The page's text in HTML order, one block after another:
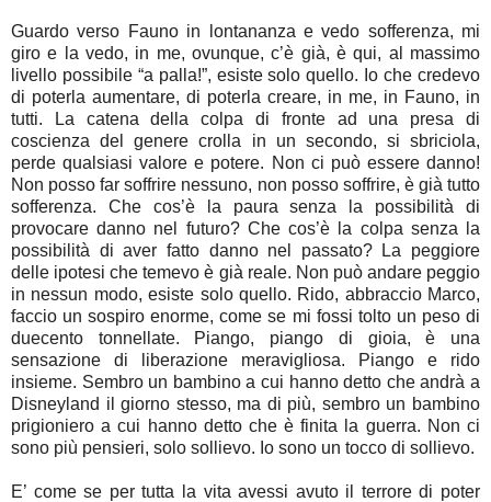
Guardo verso Fauno in lontananza e vedo sofferenza, mi
giro e la vedo, in me, ovunque, c’è già, è qui, al massimo
livello possibile “a palla!”, esiste solo quello. Io che credevo
di poterla aumentare, di poterla creare, in me, in Fauno, in
tutti. La catena della colpa di fronte ad una presa di
coscienza del genere crolla in un secondo, si sbriciola,
perde qualsiasi valore e potere. Non ci può essere danno!
Non posso far soffrire nessuno, non posso soffrire, è già tutto
sofferenza. Che cos’è la paura senza la possibilità di
provocare danno nel futuro? Che cos’è la colpa senza la
possibilità di aver fatto danno nel passato? La peggiore
delle ipotesi che temevo è già reale. Non può andare peggio
in nessun modo, esiste solo quello. Rido, abbraccio Marco,
faccio un sospiro enorme, come se mi fossi tolto un peso di
duecento tonnellate. Piango, piango di gioia, è una
sensazione di liberazione meravigliosa. Piango e rido
insieme. Sembro un bambino a cui hanno detto che andrà a
Disneyland il giorno stesso, ma di più, sembro un bambino
prigioniero a cui hanno detto che è finita la guerra. Non ci
sono più pensieri, solo sollievo. Io sono un tocco di sollievo.
E’ come se per tutta la vita avessi avuto il terrore di poter